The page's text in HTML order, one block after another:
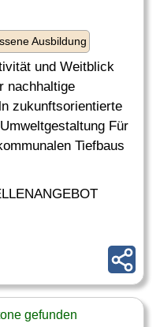
Ausbildung
und Weitblick
nachhaltige
zukunftsorientierte
Für
Tiefbaus
gefunden